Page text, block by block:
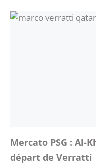
Mercato PSG : Al-
départ de Verratti